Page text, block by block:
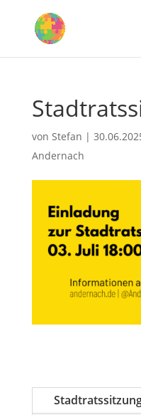
von Stefan |
Andernach